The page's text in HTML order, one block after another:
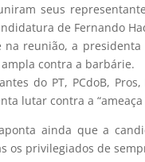
seus
de Fernando
na reunião, a
contra a barbárie.
do PT, PCdoB,
lutar contra a “ameaça
ainda que a
os privilegiados de